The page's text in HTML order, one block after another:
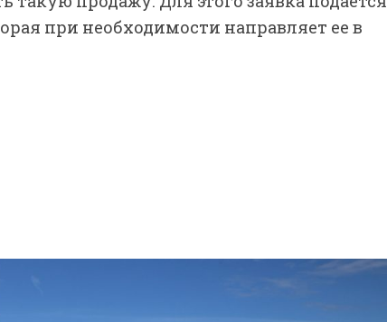
при необходимости направляет ее в